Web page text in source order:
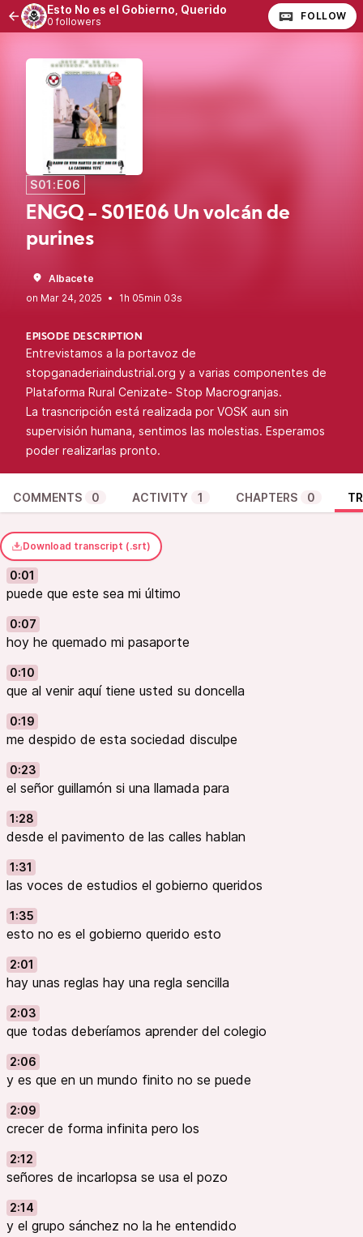
Esto No es el Gobierno, Querido
0 followers FOLLOW
S01:E06
ENGQ - S01E06 Un volcán de
purines
Albacete
•
1h 05min 03s
EPISODE DESCRIPTION
Entrevistamos a la portavoz de
stopganaderiaindustrial.org y a varias componentes de
Plataforma Rural Cenizate- Stop Macrogranjas.
La trasncripción está realizada por VOSK aun sin
supervisión humana, sentimos las molestias. Esperamos
poder realizarlas pronto.
COMMENTS 0 ACTIVITY 1 CHAPTERS 0
Download transcript (.srt)
0:01
puede que este sea mi último
0:07
hoy he quemado mi pasaporte
0:10
que al venir aquí tiene usted su doncella
0:19
me despido de esta sociedad disculpe
0:23
el señor guillamón si una llamada para
1:28
desde el pavimento de las calles hablan
1:31
las voces de estudios el gobierno queridos
1:35
esto no es el gobierno querido esto
2:01
hay unas reglas hay una regla sencilla
2:03
que todas deberíamos aprender del colegio
2:06
y es que en un mundo finito no se puede
2:09
crecer de forma infinita pero los
2:12
señores de incarlopsa se usa el pozo
2:14
y el grupo sánchez no la he entendido